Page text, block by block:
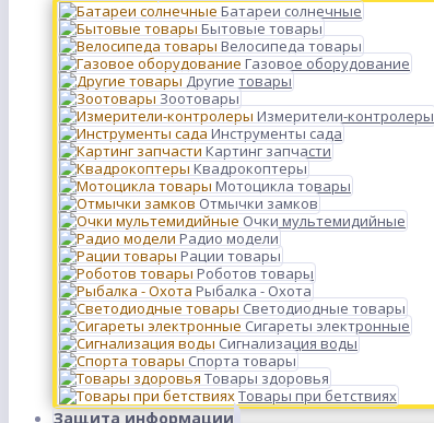
Батареи солнечные
Бытовые товары
Велосипеда товары
Газовое оборудование
Другие товары
Зоотовары
Измерители-контролеры
Инструменты сада
Картинг запчасти
Квадрокоптеры
Мотоцикла товары
Отмычки замков
Очки мультемидийные
Радио модели
Рации товары
Роботов товары
Рыбалка - Охота
Светодиодные товары
Сигареты электронные
Сигнализация воды
Спорта товары
Товары здоровья
Товары при бетствиях
Защита информации